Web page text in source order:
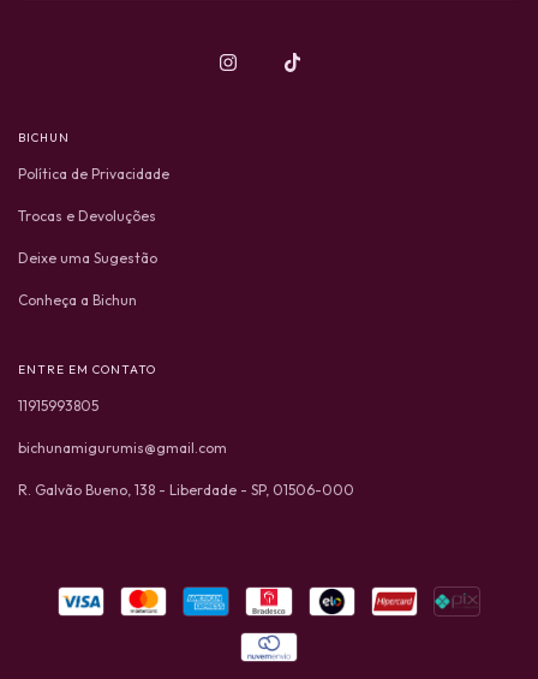
BICHUN
Política de Privacidade
Trocas e Devoluções
Deixe uma Sugestão
Conheça a Bichun
ENTRE EM CONTATO
11915993805
bichunamigurumis@gmail.com
R. Galvão Bueno, 138 - Liberdade - SP, 01506-000